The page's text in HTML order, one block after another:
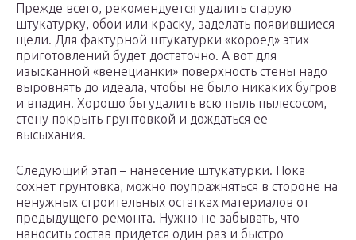
Прежде всего, рекомендуется удалить старую
штукатурку, обои или краску, заделать появившиеся
щели. Для фактурной штукатурки «короед» этих
приготовлений будет достаточно. А вот для
изысканной «венецианки» поверхность стены надо
выровнять до идеала, чтобы не было никаких бугров
и впадин. Хорошо бы удалить всю пыль пылесосом,
стену покрыть грунтовкой и дождаться ее
высыхания.
Следующий этап – нанесение штукатурки. Пока
сохнет грунтовка, можно поупражняться в стороне на
ненужных строительных остатках материалов от
предыдущего ремонта. Нужно не забывать, что
наносить состав придется один раз и быстро